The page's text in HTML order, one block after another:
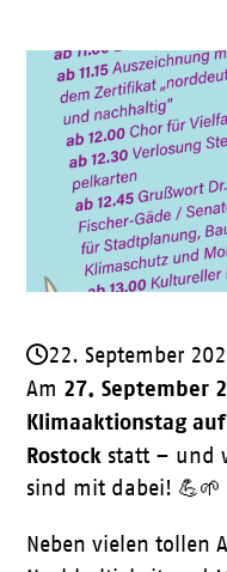
22. September
Am 27. September
Klimaaktionstag
Rostock statt – und
sind mit dabei! 💪🌱
Neben vielen tollen